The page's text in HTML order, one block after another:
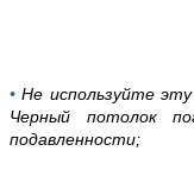
• Не используйте
Черный потолок
подавленности;